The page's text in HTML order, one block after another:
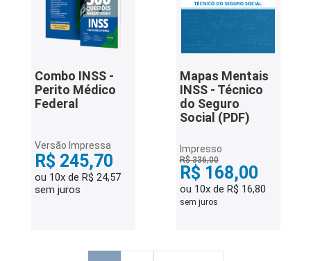
Combo INSS -
Perito Médico
Federal
Versão Impressa
R$ 245,70
ou 10x de R$ 24,57
sem juros
Mapas Mentais
INSS - Técnico
do Seguro
Social (PDF)
Impresso
R$ 336,00
R$ 168,00
ou 10x de R$ 16,80
sem juros